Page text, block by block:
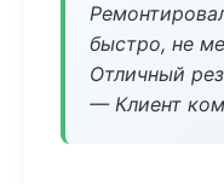
быстро, не
Отличный
— Клиент